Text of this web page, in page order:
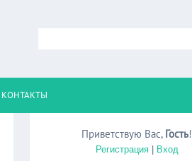
КОНТАКТЫ
Приветствую Вас, Гость!
Регистрация| Вход